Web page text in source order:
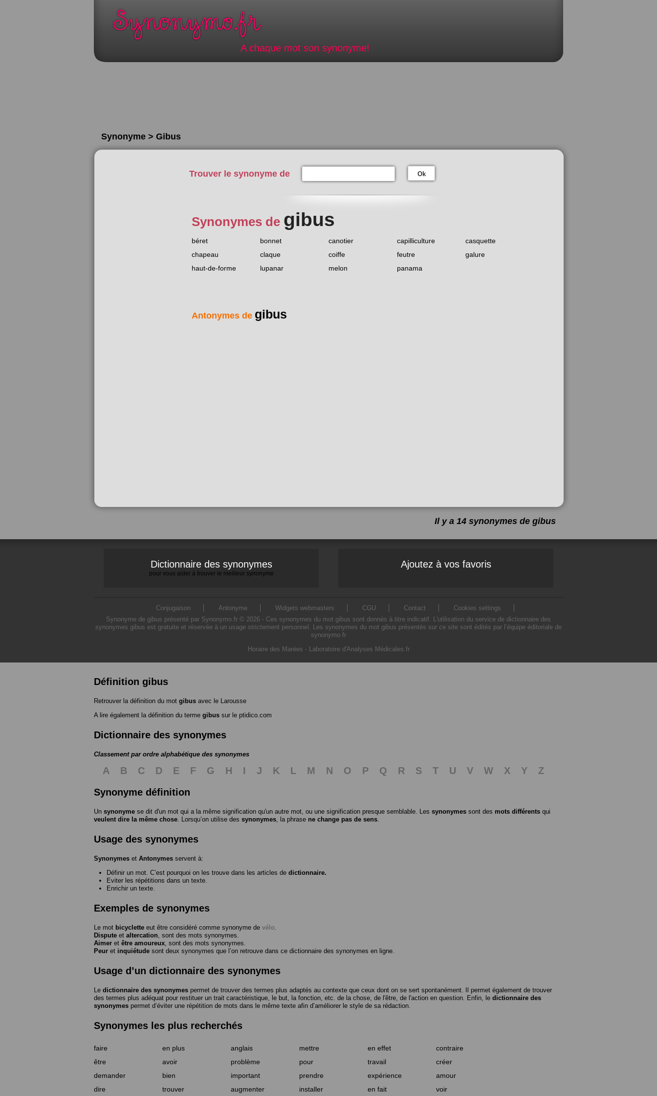
A chaque mot son synonyme!
Synonyme > Gibus
Trouver le synonyme de Ok
Synonymes de gibus
béret bonnet canotier capilliculture
casquette
chapeau
claque coiffe feutre
galure
haut-de-forme
lupanar melon panama
Antonymes de gibus
Il y a 14 synonymes de gibus
Dictionnaire des synonymes
pour vous aider à trouver le meilleur synonyme
Ajoutez à vos favoris
Conjugaison Antonyme Widgets webmasters CGU Contact
Cookies settings
Synonyme de gibus présenté par Synonymo.fr © 2026 - Ces synonymes du mot gibus sont donnés à titre indicatif. L'utilisation du service de dictionnaire des
synonymes gibus est gratuite et réservée à un usage strictement personnel. Les synonymes du mot gibus présentés sur ce site sont édités par l’équipe éditoriale de
synonymo.fr
Horaire des Marées - Laboratoire d'Analyses Médicales.fr
Définition gibus
Retrouver la définition du mot gibus avec le Larousse
A lire également la définition du terme gibus sur le ptidico.com
Dictionnaire des synonymes
Classement par ordre alphabétique des synonymes
A B C D E F G H I J K L M N O P Q R S T U V W X Y
Z
Synonyme définition
Un synonyme se dit d'un mot qui a la même signification qu'un autre mot, ou une signification presque semblable. Les synonymes sont des mots différents qui
veulent dire la même chose . Lorsqu’on utilise des synonymes , la phrase ne change pas de sens
Usage des synonymes
Synonymes et Antonymes servent à:
Définir un mot. C’est pourquoi on les trouve dans les articles de dictionnaire.
Eviter les répétitions dans un texte.
Enrichir un texte.
Exemples de synonymes
Le mot bicyclette eut être considéré comme synonyme de vélo
Dispute et altercation , sont des mots synonymes.
Aimer et être amoureux , sont des mots synonymes.
Peur et inquiétude sont deux synonymes que l’on retrouve dans ce dictionnaire des synonymes en ligne.
Usage d’un dictionnaire des synonymes
Le dictionnaire des synonymes permet de trouver des termes plus adaptés au contexte que ceux dont on se sert spontanément. Il permet également de trouver
des termes plus adéquat pour restituer un trait caractéristique, le but, la fonction, etc. de la chose, de l'être, de l'action en question. Enfin, le dictionnaire des
synonymes permet d’éviter une répétition de mots dans le même texte afin d’améliorer le style de sa rédaction.
Synonymes les plus recherchés
faire en plus anglais mettre en effet
contraire
être
avoir problème pour travail
créer
demander
bien important prendre expérience
amour
dire
trouver augmenter installer en fait voir